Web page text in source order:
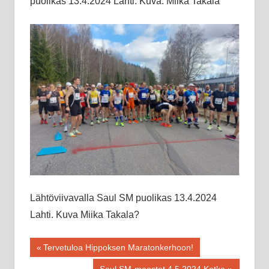
Lähtöviivavalla Saul SM puolikas 13.4.2024
Lahti. Kuva Miika Takala?
Artikkelien
Previous
Tervetuloa Hippoksen Maratonkerhoon!